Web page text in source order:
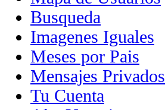
Busqueda
Imagenes Iguales
Meses por Pais
Mensajes Privados
Tu Cuenta